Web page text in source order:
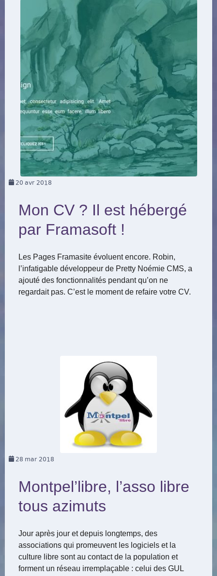
20 avr 2018
Mon CV ? Il est hébergé
par Framasoft !
Les Pages Framasite évoluent encore. Robin,
l’infatigable développeur de Pretty Noémie CMS, a
ajouté des fonctionnalités pendant qu’on ne
regardait pas. C’est le moment de refaire votre CV.
28 mar 2018
Montpel’libre, l’asso libre
tous azimuts
Jour après jour et depuis longtemps, des
associations qui promeuvent les logiciels et la
culture libre sont au contact de la population et
forment un réseau irremplaçable : celui des GUL